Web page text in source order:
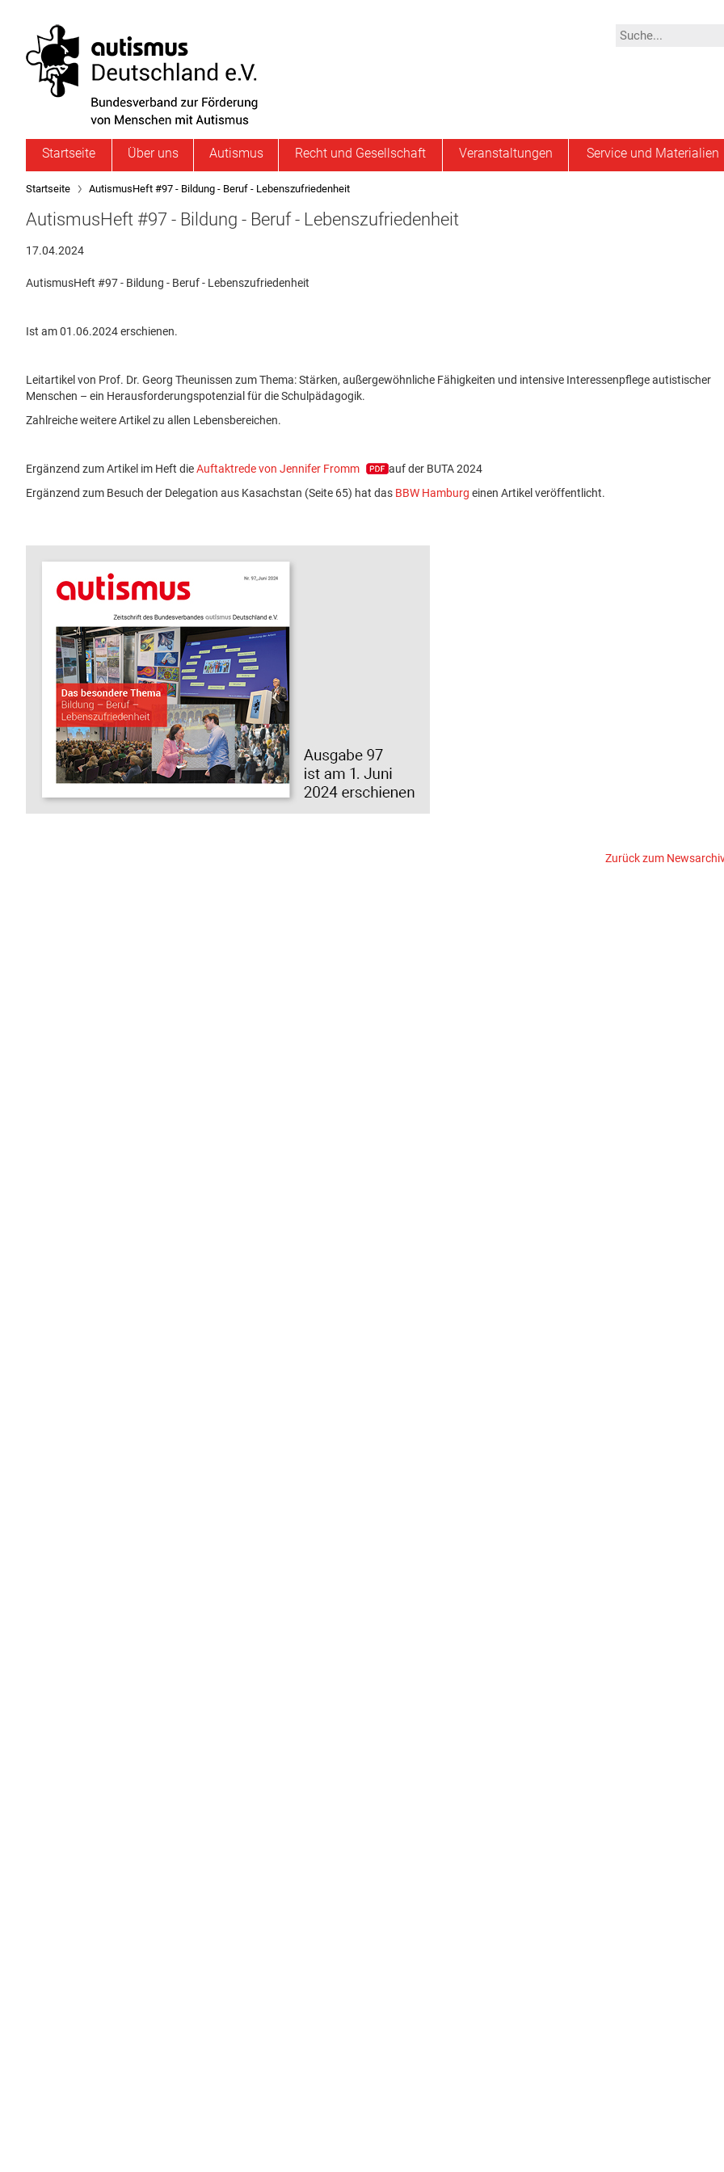
Startseite Über uns Autismus Recht und Gesellschaft Veranstaltungen Service und Materialien
Startseite AutismusHeft #97 - Bildung - Beruf - Lebenszufriedenheit
AutismusHeft #97 - Bildung - Beruf - Lebenszufriedenheit
17.04.2024
AutismusHeft #97 - Bildung - Beruf - Lebenszufriedenheit
Ist am 01.06.2024 erschienen.
Leitartikel von Prof. Dr. Georg Theunissen zum Thema: Stärken, außergewöhnliche Fähigkeiten und intensive Interessenpflege autistischer
Menschen – ein Herausforderungspotenzial für die Schulpädagogik.
Zahlreiche weitere Artikel zu allen Lebensbereichen.
Ergänzend zum Artikel im Heft dieAuftaktrede von Jennifer Fromm
auf der BUTA 2024
Ergänzend zum Besuch der Delegation aus Kasachstan (Seite 65) hat das BBW Hamburg einen Artikel veröffentlicht.
Zurück zum